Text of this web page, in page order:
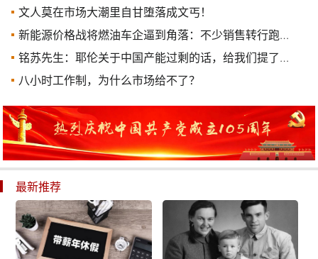
文人莫在市场大潮里自甘堕落成文丐！
新能源价格战将燃油车企逼到角落：不少销售转行跑滴滴，甚至卖彩票
铭苏先生：耶伦关于中国产能过剩的话，给我们提了个醒！
八小时工作制，为什么市场给不了？
最新推荐